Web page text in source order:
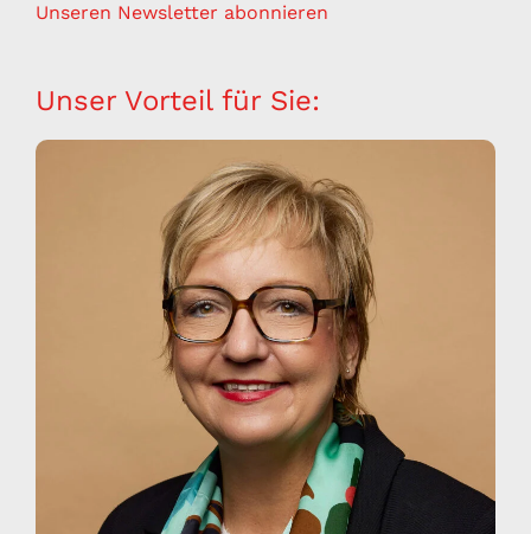
Unseren Newsletter abonnieren
Unser Vorteil für Sie: